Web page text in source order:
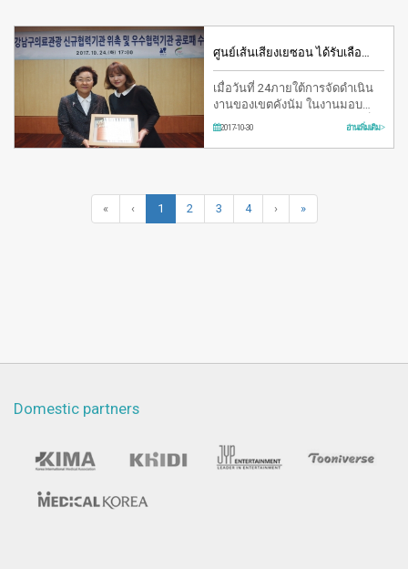
ศูนย์เส้นเสียงเยซอน ได้รับเลือ…
เมื่อวันที่ 24ภายใต้การจัดดำเนิน
งานของเขตคังนัม ในงานมอบ
ประกาศเกียรติคุณในด้านการเป็น
2017-10-30 อ่านเพิ่มเติม >
« ‹ 1 2 3 4 › »
Domestic partners